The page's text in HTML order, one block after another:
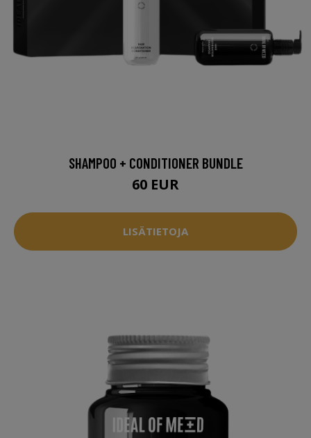
SHAMPOO + CONDITIONER BUNDLE
60 EUR
LISÄTIETOJA